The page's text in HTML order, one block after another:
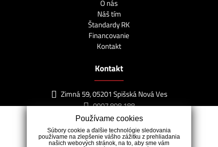
O nás
Náš tím
Štandardy RK
Financovanie
Kontakt
Kontakt
Zimná 59, 05201 Spišská Nová Ves
0907 898 188
info@lagunareality.sk
Používame cookies
Súbory cookie a ďalšie technológie sledovania
používame na zlepšenie vášho zážitku z prehliadania
našich webových stránok, na to, aby sme vám